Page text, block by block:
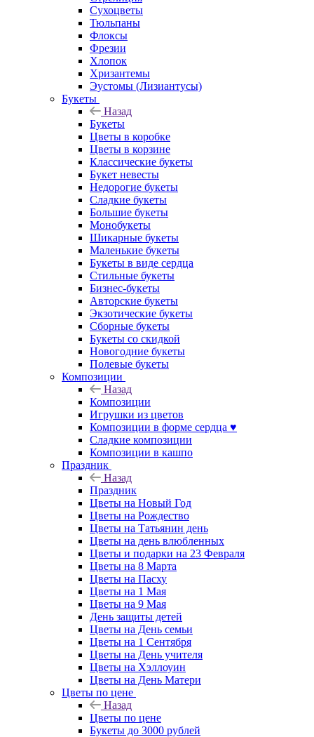
Сухоцветы
Тюльпаны
Флоксы
Фрезии
Хлопок
Хризантемы
Эустомы (Лизиантусы)
Букеты
Назад
Букеты
Цветы в коробке
Цветы в корзине
Классические букеты
Букет невесты
Недорогие букеты
Сладкие букеты
Большие букеты
Монобукеты
Шикарные букеты
Маленькие букеты
Букеты в виде сердца
Стильные букеты
Бизнес-букеты
Авторские букеты
Экзотические букеты
Сборные букеты
Букеты со скидкой
Новогодние букеты
Полевые букеты
Композиции
Назад
Композиции
Игрушки из цветов
Композиции в форме сердца ♥
Сладкие композиции
Композиции в кашпо
Праздник
Назад
Праздник
Цветы на Новый Год
Цветы на Рождество
Цветы на Татьянин день
Цветы на день влюбленных
Цветы и подарки на 23 Февраля
Цветы на 8 Марта
Цветы на Пасху
Цветы на 1 Мая
Цветы на 9 Мая
День защиты детей
Цветы на День семьи
Цветы на 1 Сентября
Цветы на День учителя
Цветы на Хэллоуин
Цветы на День Матери
Цветы по цене
Назад
Цветы по цене
Букеты до 3000 рублей